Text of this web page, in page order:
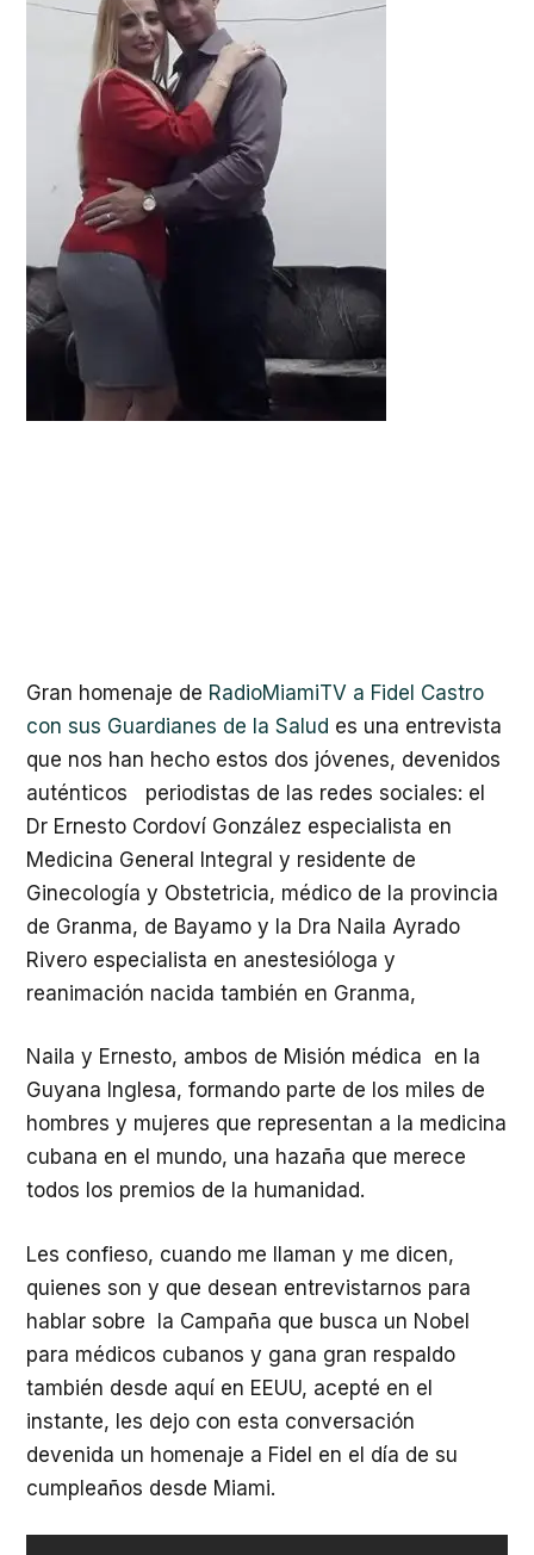
Gran homenaje de RadioMiamiTV a Fidel Castro
con sus Guardianes de la Salud es una entrevista
que nos han hecho estos dos jóvenes, devenidos
auténticos periodistas de las redes sociales: el
Dr Ernesto Cordoví González especialista en
Medicina General Integral y residente de
Ginecología y Obstetricia, médico de la provincia
de Granma, de Bayamo y la Dra Naila Ayrado
Rivero especialista en anestesióloga y
reanimación nacida también en Granma,
Naila y Ernesto, ambos de Misión médica en la
Guyana Inglesa, formando parte de los miles de
hombres y mujeres que representan a la medicina
cubana en el mundo, una hazaña que merece
todos los premios de la humanidad.
Les confieso, cuando me llaman y me dicen,
quienes son y que desean entrevistarnos para
hablar sobre la Campaña que busca un Nobel
para médicos cubanos y gana gran respaldo
también desde aquí en EEUU, acepté en el
instante, les dejo con esta conversación
devenida un homenaje a Fidel en el día de su
cumpleaños desde Miami.